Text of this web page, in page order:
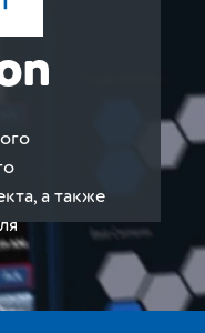
а также